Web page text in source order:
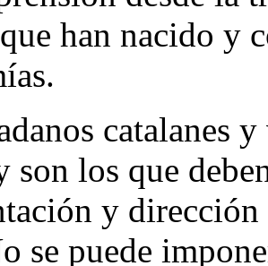
han nacido y
catalanes
son los que
y
se puede